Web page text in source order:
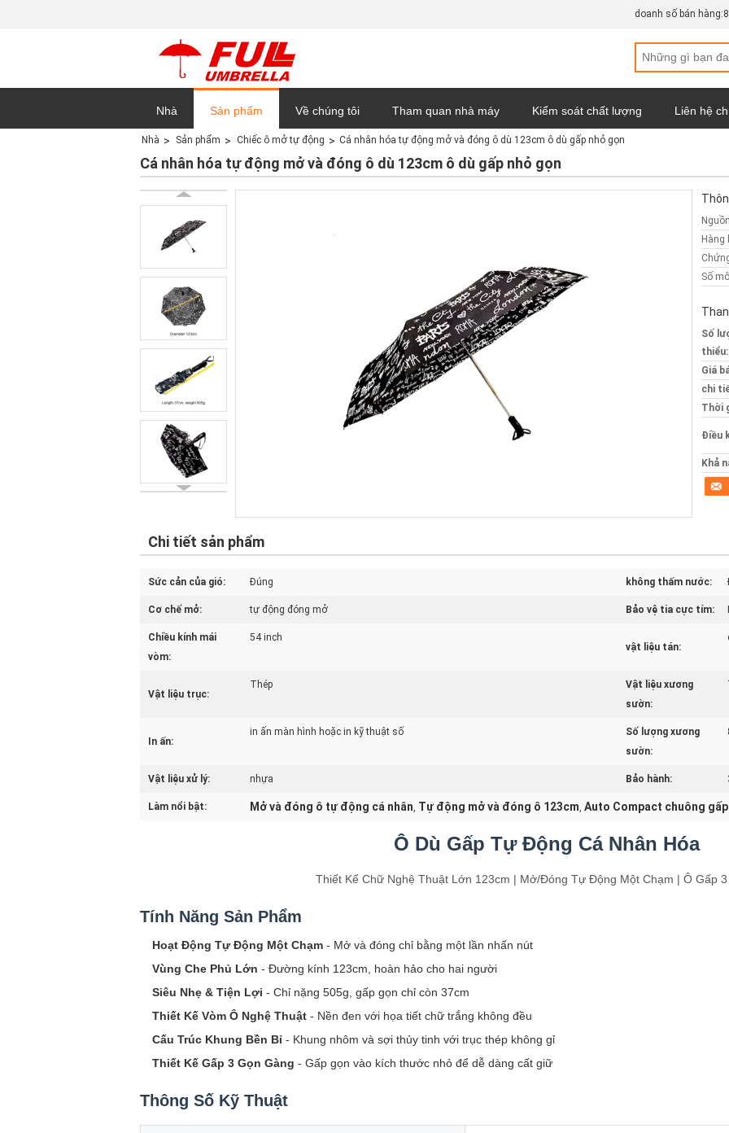
doanh số bán hàng:
Nhà Sản phẩm Về chúng tôi Tham quan nhà máy Kiểm soát chất lượng Liên hệ
Sơ đồ trang web Chính sách bảo mật Tất cả các trường hợp
Nhà Sản phẩm Chiếc ô mở tự động Cá nhân hóa tự động mở và đóng ô dù 123cm ô dù gấp nhỏ gọn
Cá nhân hóa tự động mở và đóng ô dù 123cm ô dù gấp nhỏ gọn
Hàng
Số
Số
thiểu:
Giá
chi
Thời
Điều
Khả
Chi tiết sản phẩm
Sức cản của gió: Đúng không thấm nước:
Cơ chế mở: tự động đóng mở Bảo vệ tia cực tím:
Chiều kính mái
vòm:
54 inch
vật liệu tán:
Vật liệu trục:
Thép
Vật liệu xương
sườn:
In ấn:
in ấn màn hình hoặc in kỹ thuật số
Số lượng xương
sườn:
Vật liệu xử lý: nhựa Bảo hành:
Làm nổi bật: Mở và đóng ô tự động cá nhân, Tự động mở và đóng ô 123cm, Auto Compact chuông gấp
Ô Dù Gấp Tự Động Cá Nhân Hóa
Thiết Kế Chữ Nghệ Thuật Lớn 123cm | Mở/Đóng Tự Động Một Chạm | Ô Gấp 3
Tính Năng Sản Phẩm
Hoạt Động Tự Động Một Chạm - Mở và đóng chỉ bằng một lần nhấn nút
Vùng Che Phủ Lớn - Đường kính 123cm, hoàn hảo cho hai người
Siêu Nhẹ & Tiện Lợi - Chỉ nặng 505g, gấp gọn chỉ còn 37cm
Thiết Kế Vòm Ô Nghệ Thuật - Nền đen với họa tiết chữ trắng không đều
Cấu Trúc Khung Bền Bỉ - Khung nhôm và sợi thủy tinh với trục thép không gỉ
Thiết Kế Gấp 3 Gọn Gàng - Gấp gọn vào kích thước nhỏ để dễ dàng cất giữ
Thông Số Kỹ Thuật